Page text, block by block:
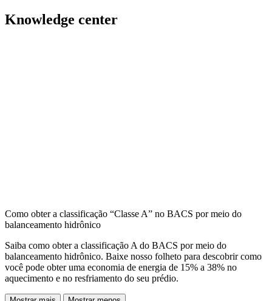
Knowledge center
Como obter a classificação “Classe A” no BACS por meio do
balanceamento hidrônico
Saiba como obter a classificação A do BACS por meio do
balanceamento hidrônico. Baixe nosso folheto para descobrir como
você pode obter uma economia de energia de 15% a 38% no
aquecimento e no resfriamento do seu prédio.